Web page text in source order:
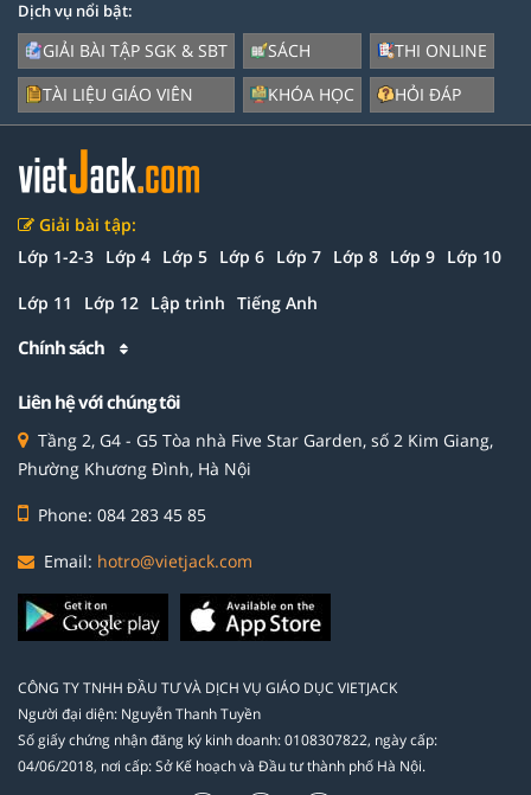
Dịch vụ nổi bật:
GIẢI BÀI TẬP SGK & SBT
TÀI LIỆU GIÁO VIÊN
SÁCH
KHÓA HỌC
THI ONLINE
HỎI ĐÁP
Giải bài tập:
Lớp 1-2-3 Lớp 4 Lớp 5 Lớp 6 Lớp 7 Lớp 8 Lớp 9 Lớp 10
Lớp 11 Lớp 12 Lập trình Tiếng Anh
Chính sách
Liên hệ với chúng tôi
Tầng 2, G4 - G5 Tòa nhà Five Star Garden, số 2 Kim Giang,
Phường Khương Đình, Hà Nội
Phone: 084 283 45 85
Email: hotro@vietjack.com
CÔNG TY TNHH ĐẦU TƯ VÀ DỊCH VỤ GIÁO DỤC VIETJACK
Người đại diện: Nguyễn Thanh Tuyền
Số giấy chứng nhận đăng ký kinh doanh: 0108307822, ngày cấp:
04/06/2018, nơi cấp: Sở Kế hoạch và Đầu tư thành phố Hà Nội.